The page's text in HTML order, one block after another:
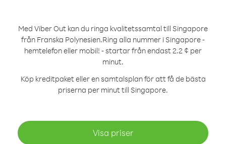
Med Viber Out kan du ringa kvalitetssamtal till Singapore
från Franska Polynesien.Ring alla nummer i Singapore -
hemtelefon eller mobil! - startar från endast 2.2 ¢ per
minut.
Köp kreditpaket eller en samtalsplan för att få de bästa
priserna per minut till Singapore.
Visa priser